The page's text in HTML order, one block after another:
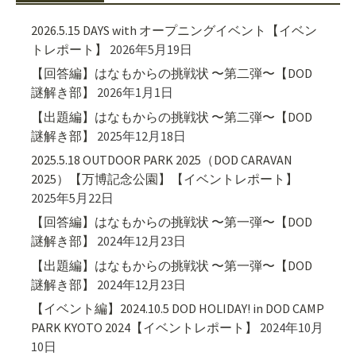
2026.5.15 DAYS with オープニングイベント【イベン
トレポート】
2026年5月19日
【回答編】はなもからの挑戦状 〜第二弾〜【DOD
謎解き部】
2026年1月1日
【出題編】はなもからの挑戦状 〜第二弾〜【DOD
謎解き部】
2025年12月18日
2025.5.18 OUTDOOR PARK 2025（DOD CARAVAN
2025）【万博記念公園】【イベントレポート】
2025年5月22日
【回答編】はなもからの挑戦状 〜第一弾〜【DOD
謎解き部】
2024年12月23日
【出題編】はなもからの挑戦状 〜第一弾〜【DOD
謎解き部】
2024年12月23日
【イベント編】2024.10.5 DOD HOLIDAY! in DOD CAMP
PARK KYOTO 2024【イベントレポート】
2024年10月
10日